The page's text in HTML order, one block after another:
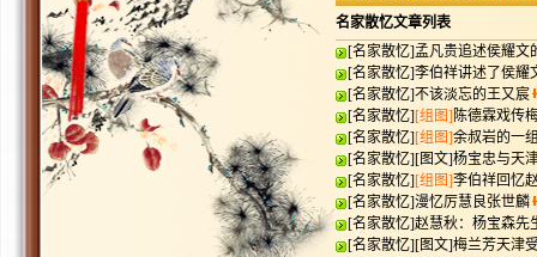
名家散忆文章列表
[名家散忆]孟凡贵追述侯耀文
[名家散忆]李伯祥讲述了侯耀
[名家散忆]不该淡忘的王又宸
[名家散忆][组图] 陈德霖戏传
[名家散忆][组图]余叔岩的一
[名家散忆][图文]杨宝忠与天
[名家散忆][组图]李伯祥回忆
[名家散忆]漫忆厉慧良张世麟
[名家散忆]赵慧秋：杨宝森先
[名家散忆][图文]梅兰芳天津